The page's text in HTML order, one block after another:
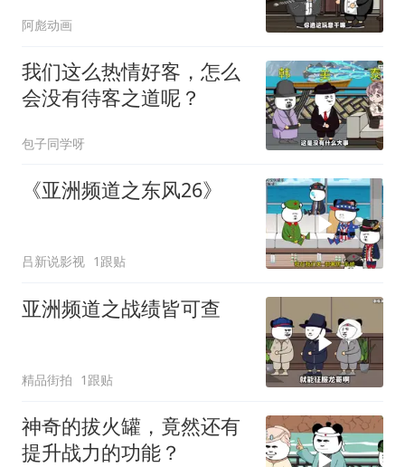
阿彪动画
我们这么热情好客，怎么
会没有待客之道呢？
包子同学呀
《亚洲频道之东风26》
吕新说影视 1跟贴
亚洲频道之战绩皆可查
精品街拍 1跟贴
神奇的拔火罐，竟然还有
提升战力的功能？